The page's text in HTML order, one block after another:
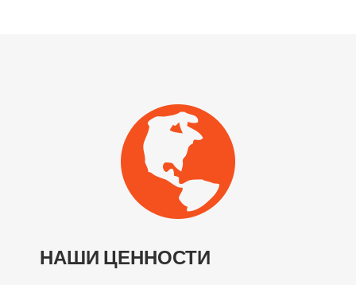
НАШИ ЦЕННОСТИ